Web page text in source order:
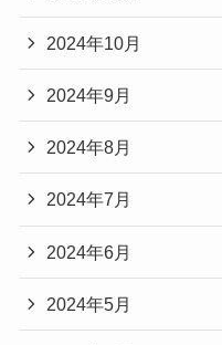
2024年10月
2024年9月
2024年8月
2024年7月
2024年6月
2024年5月